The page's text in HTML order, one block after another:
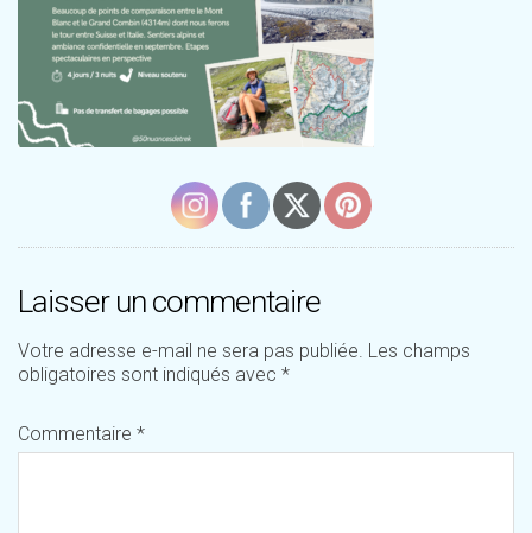
Laisser un commentaire
Votre adresse e-mail ne sera pas publiée. Les champs
obligatoires sont indiqués avec *
Commentaire *